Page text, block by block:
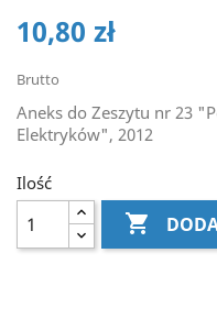
10,80 zł
Brutto
Aneks do Zeszytu nr 23
Elektryków", 2012
Ilość
